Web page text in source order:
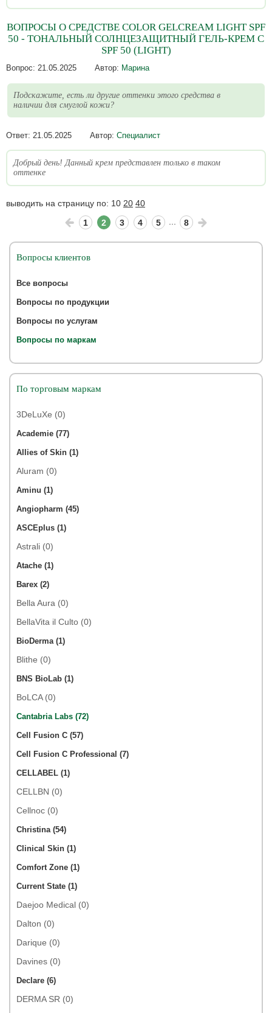
ВОПРОСЫ О СРЕДСТВЕ COLOR GELCREAM LIGHT SPF
50 - ТОНАЛЬНЫЙ СОЛНЦЕЗАЩИТНЫЙ ГЕЛЬ-КРЕМ С
SPF 50 (LIGHT)
Вопрос: 21.05.2025 Автор: Марина
Подскажите, есть ли другие оттенки этого средства в
наличии для смуглой кожи?
Ответ: 21.05.2025 Автор: Специалист
Добрый день! Данный крем представлен только в таком
оттенке
выводить на страницу по: 10 20 40
1
2 3 4 5 ... 8
Вопросы клиентов
Все вопросы
Вопросы по продукции
Вопросы по услугам
Вопросы по маркам
По торговым маркам
3DeLuXe (0)
Academie (77)
Allies of Skin (1)
Aluram (0)
Aminu (1)
Angiopharm (45)
ASCEplus (1)
Astrali (0)
Atache (1)
Barex (2)
Bella Aura (0)
BellaVita il Culto (0)
BioDerma (1)
Blithe (0)
BNS BioLab (1)
BoLCA (0)
Cantabria Labs (72)
Cell Fusion C (57)
Cell Fusion C Professional (7)
CELLABEL (1)
CELLBN (0)
Cellnoc (0)
Christina (54)
Clinical Skin (1)
Comfort Zone (1)
Current State (1)
Daejoo Medical (0)
Dalton (0)
Darique (0)
Davines (0)
Declare (6)
DERMA SR (0)